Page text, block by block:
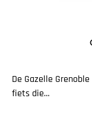
De Gazelle
fiets die…